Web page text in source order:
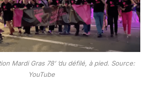
Mardi Gras 78’ ‘du défilé, à pied. Source:
YouTube